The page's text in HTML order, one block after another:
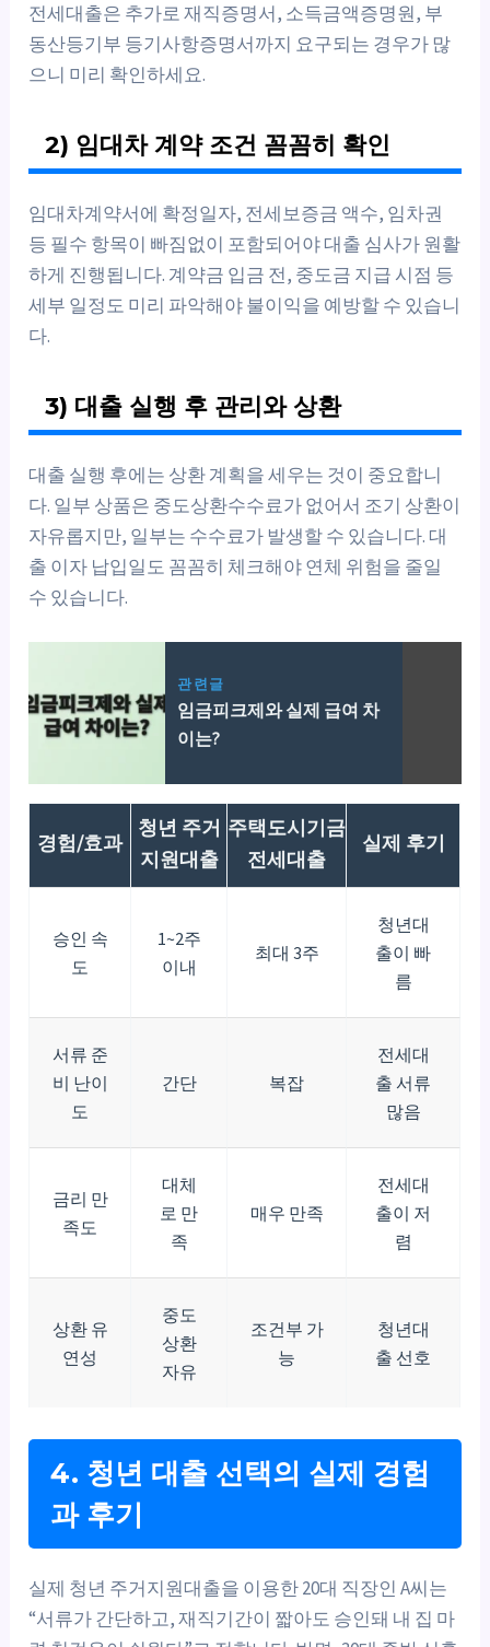
전세대출은 추가로 재직증명서, 소득금액증명원, 부
동산등기부 등기사항증명서까지 요구되는 경우가 많
으니 미리 확인하세요.
2) 임대차 계약 조건 꼼꼼히 확인
임대차계약서에 확정일자, 전세보증금 액수, 임차권
등 필수 항목이 빠짐없이 포함되어야 대출 심사가 원활
하게 진행됩니다. 계약금 입금 전, 중도금 지급 시점 등
세부 일정도 미리 파악해야 불이익을 예방할 수 있습니
다.
3) 대출 실행 후 관리와 상환
대출 실행 후에는 상환 계획을 세우는 것이 중요합니
다. 일부 상품은 중도상환수수료가 없어서 조기 상환이
자유롭지만, 일부는 수수료가 발생할 수 있습니다. 대
출 이자 납입일도 꼼꼼히 체크해야 연체 위험을 줄일
수 있습니다.
관련글
임금피크제와 실제 급여 차
이는?
경험/효과
청년 주거
지원대출
주택도시기금
전세대출
실제 후기
승인 속
도
1~2주
이내
최대 3주
청년대
출이 빠
름
서류 준
비 난이
도
간단 복잡
전세대
출 서류
많음
금리 만
족도
대체
로 만
족
매우 만족
전세대
출이 저
렴
상환 유
연성
중도
상환
자유
조건부 가
능
청년대
출 선호
4. 청년 대출 선택의 실제 경험
과 후기
실제 청년 주거지원대출을 이용한 20대 직장인 A씨는
“서류가 간단하고, 재직기간이 짧아도 승인돼 내 집 마